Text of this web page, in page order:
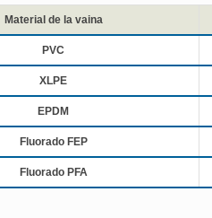
Material de la vaina
PVC
XLPE
EPDM
Fluorado FEP
Fluorado PFA